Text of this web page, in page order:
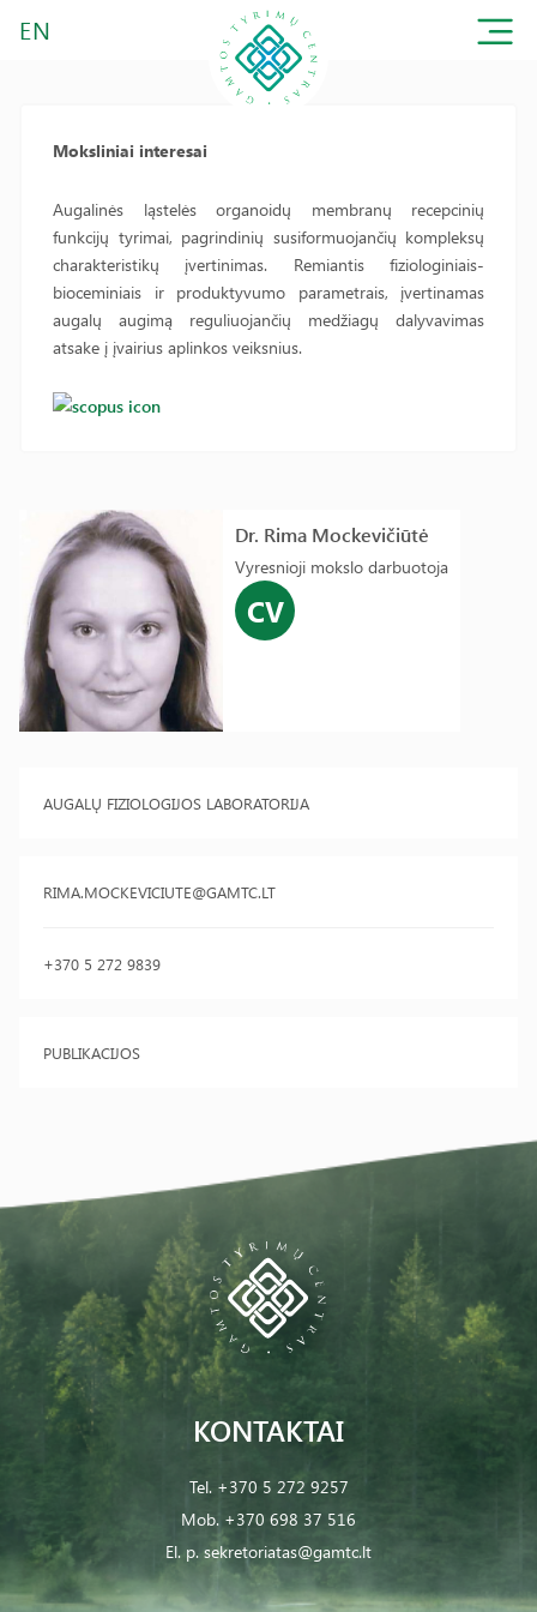
EN
Dr. Rima Mockevičiūtė
Vyresnioji mokslo darbuotoja
CV
AUGALŲ FIZIOLOGIJOS LABORATORIJA
RIMA.MOCKEVICIUTE@GAMTC.LT
+370 5 272 9839
PUBLIKACIJOS
Moksliniai interesai
Augalinės ląstelės organoidų membranų recepcinių
funkcijų tyrimai, pagrindinių susiformuojančių kompleksų
charakteristikų įvertinimas. Remiantis fiziologiniais-
bioceminiais ir produktyvumo parametrais, įvertinamas
augalų augimą reguliuojančių medžiagų dalyvavimas
atsake į įvairius aplinkos veiksnius.
KONTAKTAI
Tel. +370 5 272 9257
Mob. +370 698 37 516
El. p. sekretoriatas@gamtc.lt